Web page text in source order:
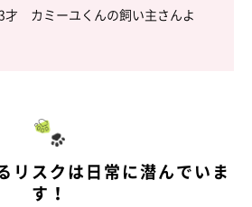
3才 カミーユくんの飼い主さんよ
リスクは日常に潜んでいま
す！